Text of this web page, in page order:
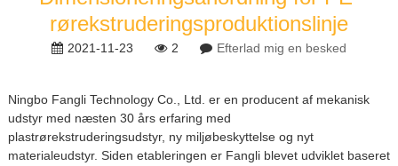
rørekstruderingsproduktionslinje
2021-11-23 2 Efterlad mig en besked
Ningbo Fangli Technology Co., Ltd. er en producent af mekanisk
udstyr med næsten 30 års erfaring med
plastrørekstruderingsudstyr, ny miljøbeskyttelse og nyt
materialeudstyr. Siden etableringen er Fangli blevet udviklet baseret